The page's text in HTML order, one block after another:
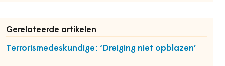
Gerelateerde artikelen
Terrorismedeskundige: ‘Dreiging niet opblazen’